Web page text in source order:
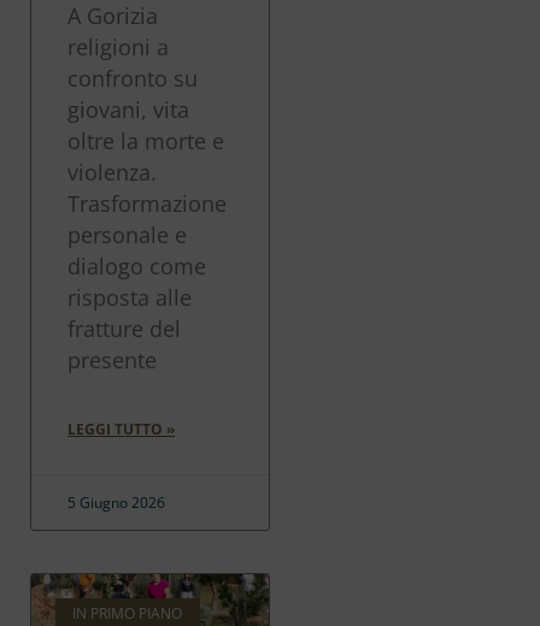
A Gorizia
religioni a
confronto su
giovani, vita
oltre la morte e
violenza.
Trasformazione
personale e
dialogo come
risposta alle
fratture del
presente
LEGGI TUTTO »
5 Giugno 2026
IN PRIMO PIANO